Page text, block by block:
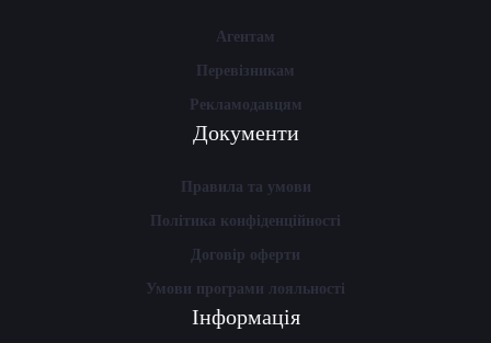
Агентам
Перевізникам
Рекламодавцям
Документи
Правила та умови
Політика конфіденційності
Договір оферти
Умови програми лояльності
Інформація